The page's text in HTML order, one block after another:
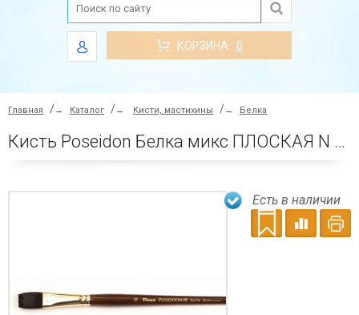
КОРЗИНА 0
Главная → Каталог → Кисти, мастихины → Белка
Кисть Poseidon Белка микс ПЛОСКАЯ N 16
Есть в наличии